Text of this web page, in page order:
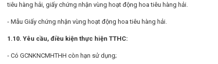
tiêu hàng hải, giấy chứng nhận vùng hoạt động hoa tiêu hàng hải.
- Mẫu Giấy chứng nhận vùng hoạt động hoa tiêu hàng hải.
1.10. Yêu cầu, điều kiện thực hiện TTHC:
- Có GCNKNCMHTHH còn hạn sử dụng;